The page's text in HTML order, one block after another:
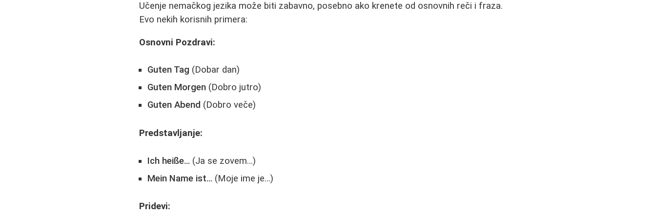
Učenje nemačkog jezika može biti zabavno, posebno ako krenete od osnovnih reči i fraza.
Evo nekih korisnih primera:
Osnovni Pozdravi:
Guten Tag (Dobar dan)
Guten Morgen (Dobro jutro)
Guten Abend (Dobro veče)
Predstavljanje:
Ich heiße… (Ja se zovem…)
Mein Name ist… (Moje ime je…)
Pridevi: